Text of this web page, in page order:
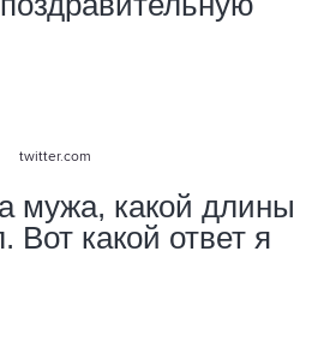
twitter.com
мужа, какой длины
Вот какой ответ я